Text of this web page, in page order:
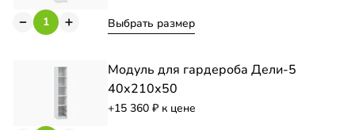
Выбрать размер
Модуль для гардероба Дели-5
40х210х50
+15 360 к цене